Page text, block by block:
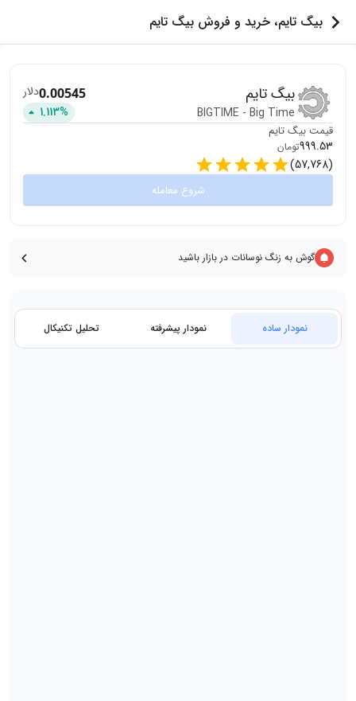
بیگ تایم، خرید و فروش بیگ تایم
بیگ تایم
BIGTIME - Big Time
0.00545دلار
1.113%
قیمت بیگ تایم
999.53تومان
(
57,768
)
شروع معامله
گوش به زنگ نوسانات در بازار باشید
نمودار ساده نمودار پیشرفته تحلیل تکنیکال